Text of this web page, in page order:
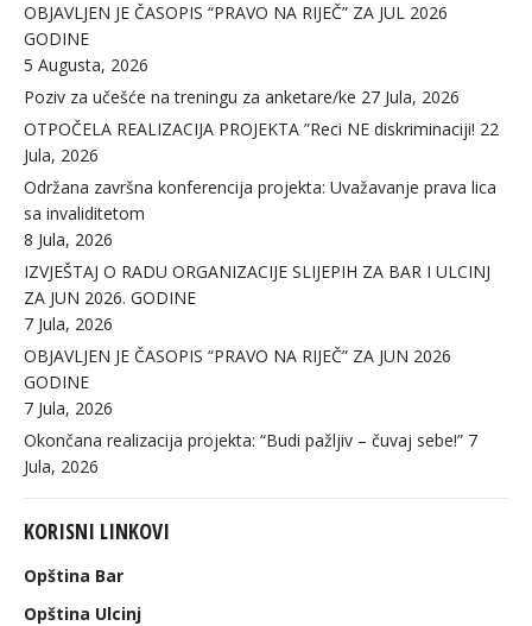
OBJAVLJEN JE ČASOPIS “PRAVO NA RIJEČ” ZA JUL 2026
GODINE
5 Augusta, 2026
Poziv za učešće na treningu za anketare/ke 27 Jula, 2026
OTPOČELA REALIZACIJA PROJEKTA ”Reci NE diskriminaciji! 22
Jula, 2026
Održana završna konferencija projekta: Uvažavanje prava lica
sa invaliditetom
8 Jula, 2026
IZVJEŠTAJ O RADU ORGANIZACIJE SLIJEPIH ZA BAR I ULCINJ
ZA JUN 2026. GODINE
7 Jula, 2026
OBJAVLJEN JE ČASOPIS “PRAVO NA RIJEČ” ZA JUN 2026
GODINE
7 Jula, 2026
Okončana realizacija projekta: “Budi pažljiv – čuvaj sebe!” 7
Jula, 2026
KORISNI LINKOVI
Opština Bar
Opština Ulcinj